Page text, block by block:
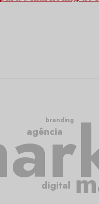
agência
digital
branding